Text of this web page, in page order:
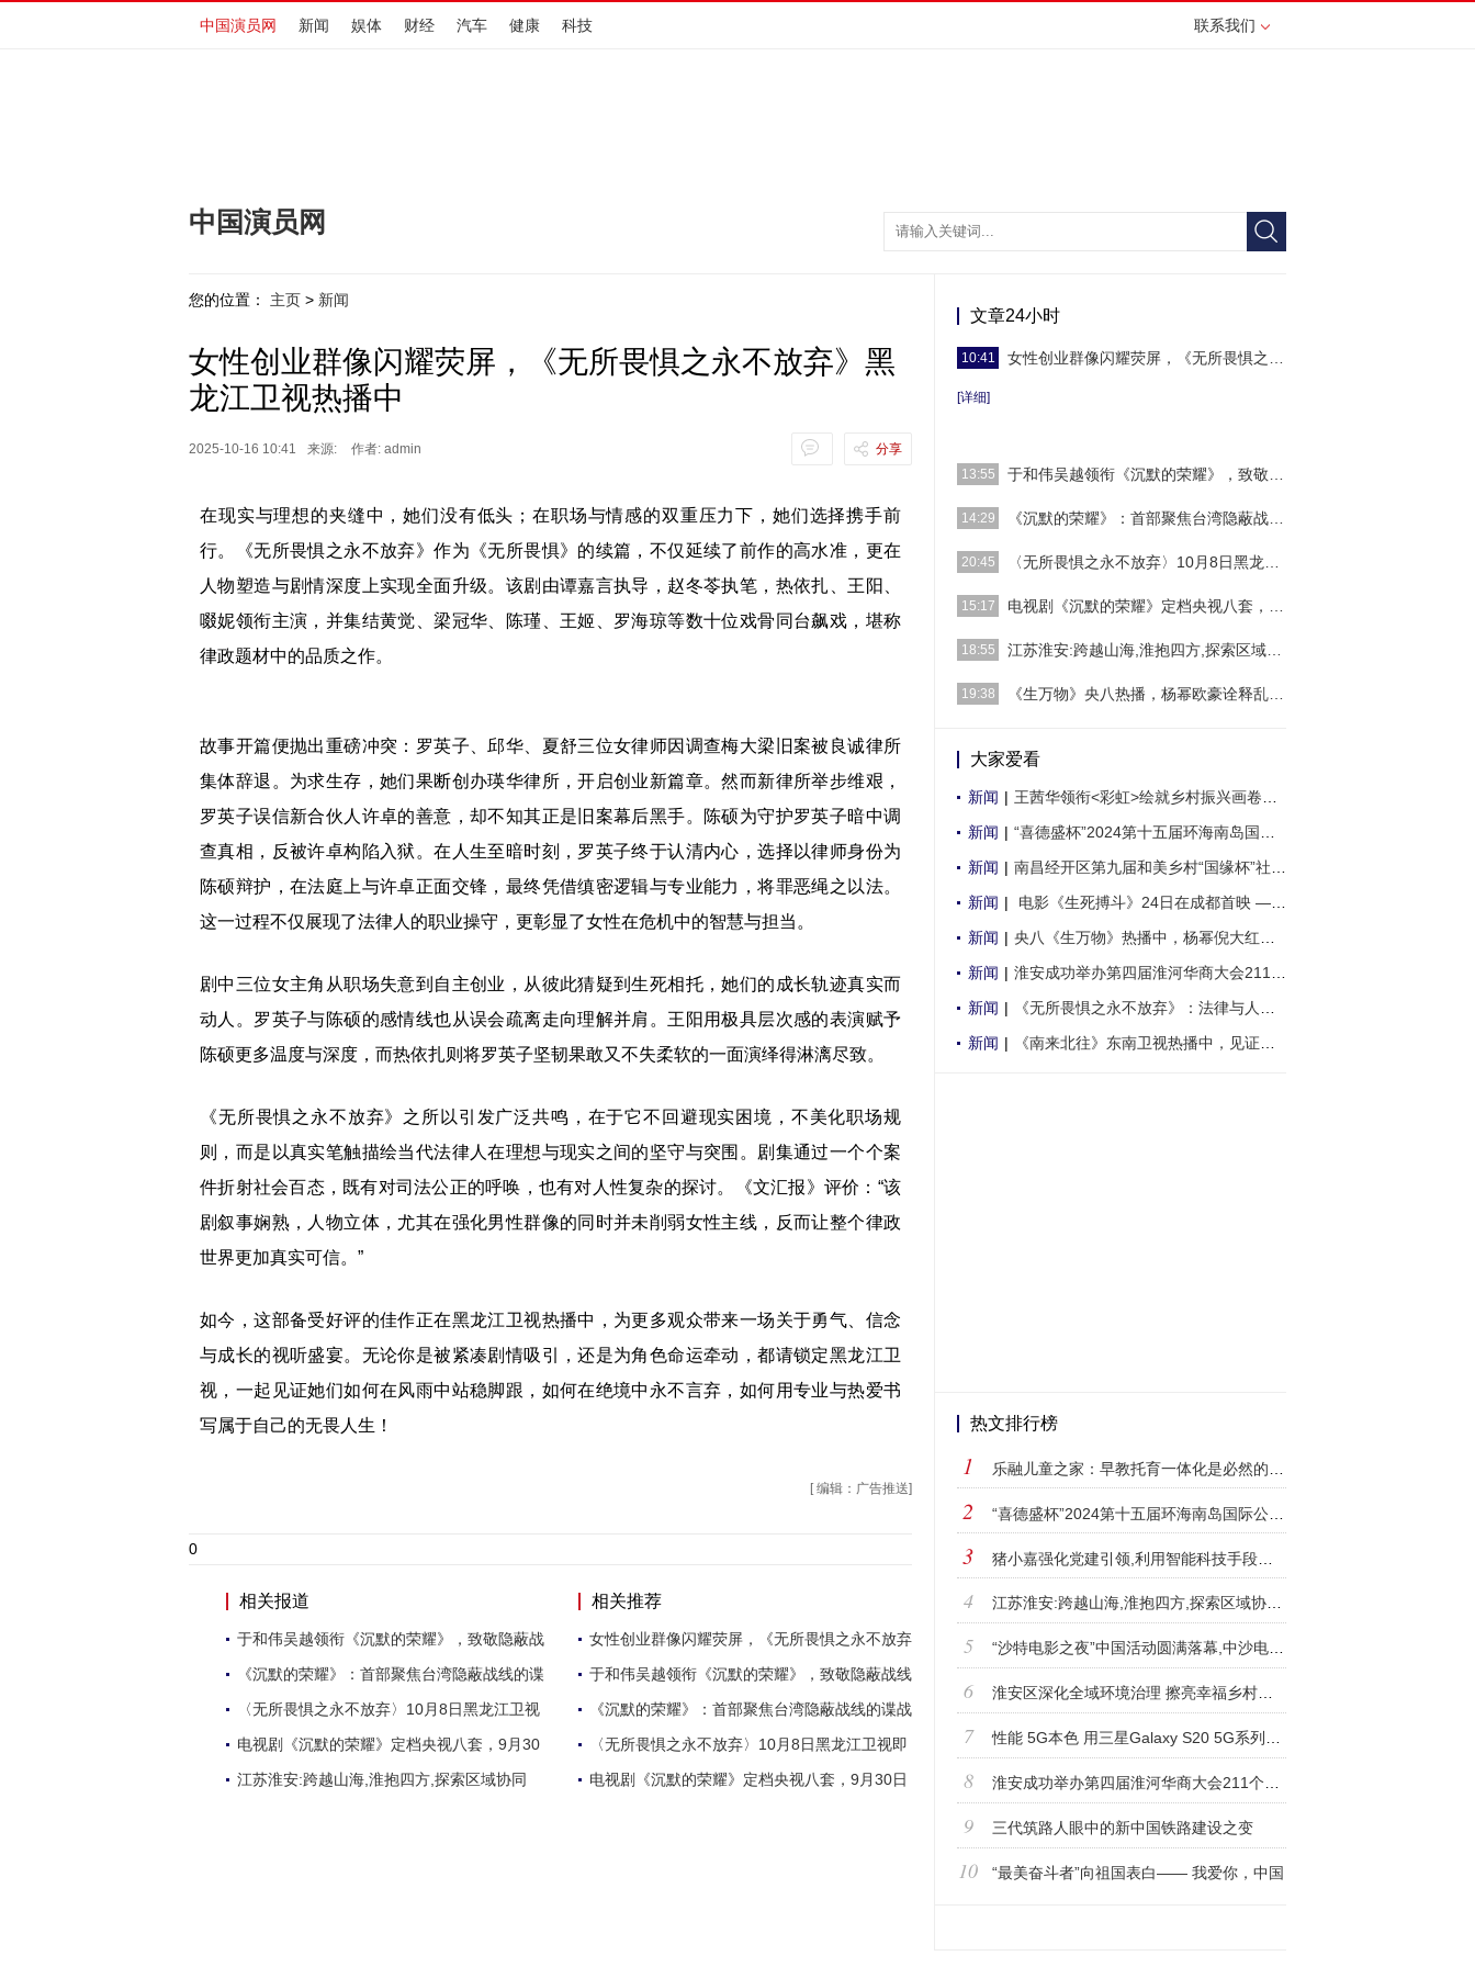
中国演员网 新闻 娱体 财经 汽车 健康 科技 联系我们
中国演员网
您的位置： 主页 > 新闻
女性创业群像闪耀荧屏，《无所畏惧之永不放弃》黑
龙江卫视热播中
2025-10-16 10:41 来源: 作者: admin 分享
在现实与理想的夹缝中，她们没有低头；在职场与情感的双重压力下，她们选择携手前
行。《无所畏惧之永不放弃》作为《无所畏惧》的续篇，不仅延续了前作的高水准，更在
人物塑造与剧情深度上实现全面升级。该剧由谭嘉言执导，赵冬苓执笔，热依扎、王阳、
啜妮领衔主演，并集结黄觉、梁冠华、陈瑾、王姬、罗海琼等数十位戏骨同台飙戏，堪称
律政题材中的品质之作。
故事开篇便抛出重磅冲突：罗英子、邱华、夏舒三位女律师因调查梅大梁旧案被良诚律所
集体辞退。为求生存，她们果断创办瑛华律所，开启创业新篇章。然而新律所举步维艰，
罗英子误信新合伙人许卓的善意，却不知其正是旧案幕后黑手。陈硕为守护罗英子暗中调
查真相，反被许卓构陷入狱。在人生至暗时刻，罗英子终于认清内心，选择以律师身份为
陈硕辩护，在法庭上与许卓正面交锋，最终凭借缜密逻辑与专业能力，将罪恶绳之以法。
这一过程不仅展现了法律人的职业操守，更彰显了女性在危机中的智慧与担当。
剧中三位女主角从职场失意到自主创业，从彼此猜疑到生死相托，她们的成长轨迹真实而
动人。罗英子与陈硕的感情线也从误会疏离走向理解并肩。王阳用极具层次感的表演赋予
陈硕更多温度与深度，而热依扎则将罗英子坚韧果敢又不失柔软的一面演绎得淋漓尽致。
《无所畏惧之永不放弃》之所以引发广泛共鸣，在于它不回避现实困境，不美化职场规
则，而是以真实笔触描绘当代法律人在理想与现实之间的坚守与突围。剧集通过一个个案
件折射社会百态，既有对司法公正的呼唤，也有对人性复杂的探讨。《文汇报》评价：“该
剧叙事娴熟，人物立体，尤其在强化男性群像的同时并未削弱女性主线，反而让整个律政
世界更加真实可信。”
如今，这部备受好评的佳作正在黑龙江卫视热播中，为更多观众带来一场关于勇气、信念
与成长的视听盛宴。无论你是被紧凑剧情吸引，还是为角色命运牵动，都请锁定黑龙江卫
视，一起见证她们如何在风雨中站稳脚跟，如何在绝境中永不言弃，如何用专业与热爱书
写属于自己的无畏人生！
[ 编辑：广告推送]
0
相关报道
于和伟吴越领衔《沉默的荣耀》，致敬隐蔽战
《沉默的荣耀》：首部聚焦台湾隐蔽战线的谍
〈无所畏惧之永不放弃〉10月8日黑龙江卫视
电视剧《沉默的荣耀》定档央视八套，9月30
江苏淮安:跨越山海,淮抱四方,探索区域协同
相关推荐
女性创业群像闪耀荧屏，《无所畏惧之永不放弃
于和伟吴越领衔《沉默的荣耀》，致敬隐蔽战线
《沉默的荣耀》：首部聚焦台湾隐蔽战线的谍战
〈无所畏惧之永不放弃〉10月8日黑龙江卫视即
电视剧《沉默的荣耀》定档央视八套，9月30日
文章24小时
10:41
[详细]
13:55
[详细]
14:29
[详细]
20:45
[详细]
15:17
[详细]
18:55
苏超联赛第11轮，淮安队主场迎战泰州队。经过90分钟
19:38
大家爱看
新闻 | 王茜华领衔<彩虹>绘就乡村振兴画卷，5月14
新闻 | “喜德盛杯”2024第十五届环海南岛国际公路
新闻 | 南昌经开区第九届和美乡村“国缘杯”社区（
新闻 |
电影《生死搏斗》24日在成都首映 ——电
新闻 | 央八《生万物》热播中，杨幂倪大红上演中国
新闻 | 淮安成功举办第四届淮河华商大会211个签约
新闻 |
《无所畏惧之永不放弃》：法律与人情的碰撞
新闻 | 《南来北往》东南卫视热播中，见证中国日新
热文排行榜
1 乐融儿童之家：早教托育一体化是必然的趋势
2 “喜德盛杯”2024第十五届环海南岛国际公路自行车
3 猪小嘉强化党建引领,利用智能科技手段落实垃圾分
4 江苏淮安:跨越山海,淮抱四方,探索区域协同发展新
5 “沙特电影之夜”中国活动圆满落幕,中沙电影文化
6 淮安区深化全域环境治理 擦亮幸福乡村底色
7 性能 5G本色 用三星Galaxy S20 5G系列提升游戏段
8 淮安成功举办第四届淮河华商大会211个签约项目 总
9 三代筑路人眼中的新中国铁路建设之变
10 “最美奋斗者”向祖国表白—— 我爱你，中国